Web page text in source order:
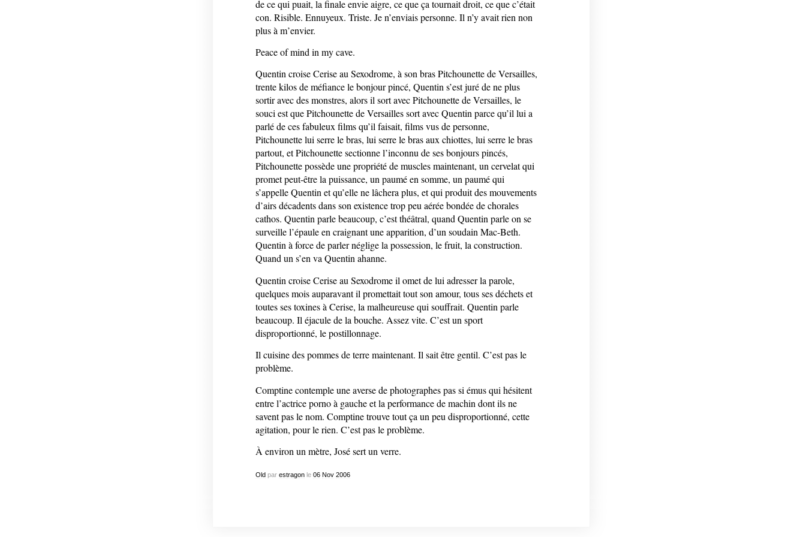
de ce qui puait, la finale envie aigre, ce que ça tournait droit, ce que c’était
con. Risible. Ennuyeux. Triste. Je n’enviais personne. Il n’y avait rien non
plus à m’envier.
Peace of mind in my cave.
Quentin croise Cerise au Sexodrome, à son bras Pitchounette de Versailles,
trente kilos de méfiance le bonjour pincé, Quentin s’est juré de ne plus
sortir avec des monstres, alors il sort avec Pitchounette de Versailles, le
souci est que Pitchounette de Versailles sort avec Quentin parce qu’il lui a
parlé de ces fabuleux films qu’il faisait, films vus de personne,
Pitchounette lui serre le bras, lui serre le bras aux chiottes, lui serre le bras
partout, et Pitchounette sectionne l’inconnu de ses bonjours pincés,
Pitchounette possède une propriété de muscles maintenant, un cervelat qui
promet peut-être la puissance, un paumé en somme, un paumé qui
s’appelle Quentin et qu’elle ne lâchera plus, et qui produit des mouvements
d’airs décadents dans son existence trop peu aérée bondée de chorales
cathos. Quentin parle beaucoup, c’est théâtral, quand Quentin parle on se
surveille l’épaule en craignant une apparition, d’un soudain Mac-Beth.
Quentin à force de parler néglige la possession, le fruit, la construction.
Quand un s’en va Quentin ahanne.
Quentin croise Cerise au Sexodrome il omet de lui adresser la parole,
quelques mois auparavant il promettait tout son amour, tous ses déchets et
toutes ses toxines à Cerise, la malheureuse qui souffrait. Quentin parle
beaucoup. Il éjacule de la bouche. Assez vite. C’est un sport
disproportionné, le postillonnage.
Il cuisine des pommes de terre maintenant. Il sait être gentil. C’est pas le
problème.
Comptine contemple une averse de photographes pas si émus qui hésitent
entre l’actrice porno à gauche et la performance de machin dont ils ne
savent pas le nom. Comptine trouve tout ça un peu disproportionné, cette
agitation, pour le rien. C’est pas le problème.
À environ un mètre, José sert un verre.
Old par estragonle 06 Nov 2006